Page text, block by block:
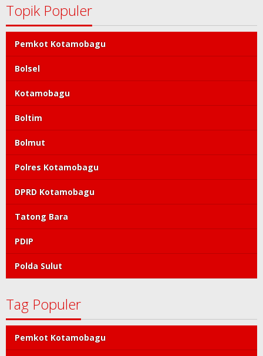
Topik Populer
Pemkot Kotamobagu
Bolsel
Kotamobagu
Boltim
Bolmut
Polres Kotamobagu
DPRD Kotamobagu
Tatong Bara
PDIP
Polda Sulut
Tag Populer
Pemkot Kotamobagu